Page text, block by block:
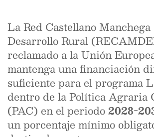
La Red Castellano Manchega
Desarrollo Rural
reclamado a la Unión
mantenga una financiación
suficiente para el programa
dentro de la Política Agraria
(PAC) en el periodo2028-
un porcentaje mínimo